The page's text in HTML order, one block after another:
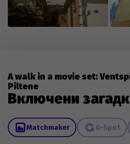
A walk in a movie set:
Piltene
Включени
Matchmaker G-Spot